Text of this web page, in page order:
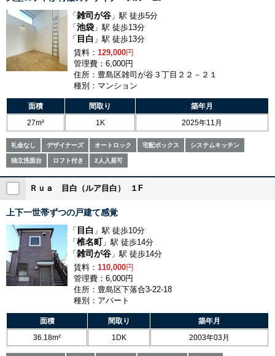
「 雑司が谷 」駅 徒歩5分
「 池袋 」駅 徒歩13分
「 目白 」駅 徒歩13分
賃料： 129,000円
管理費：6,000円
住所：豊島区雑司が谷３丁目２２－２１
種別：マンション
面積 間取り
築年月
27m²
1K 2025年11月
礼金なし デザイナーズ オートロック 宅配ボックス システムキッチン
独立洗面台 ロフト付き 2人入居可
Ｒｕａ 目白（ルア目白） １F
上下一世帯ずつの戸建て感覚
「 目白 」駅 徒歩10分
「 椎名町 」駅 徒歩14分
「 雑司が谷 」駅 徒歩14分
賃料： 110,000円
管理費：6,000円
住所：豊島区下落合3-22-18
種別：アパート
面積 間取り
築年月
36.18m²
1DK 2003年03月